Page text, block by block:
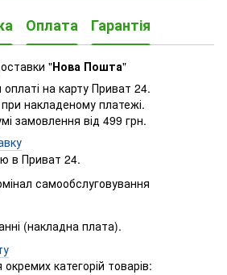
Оплата Гарантія
"Нова Пошта"
на карту Приват 24.
накладеному платежі.
замовлення від 499 грн.
в Приват 24.
самообслуговування
(накладна плата).
окремих категорій товарів: